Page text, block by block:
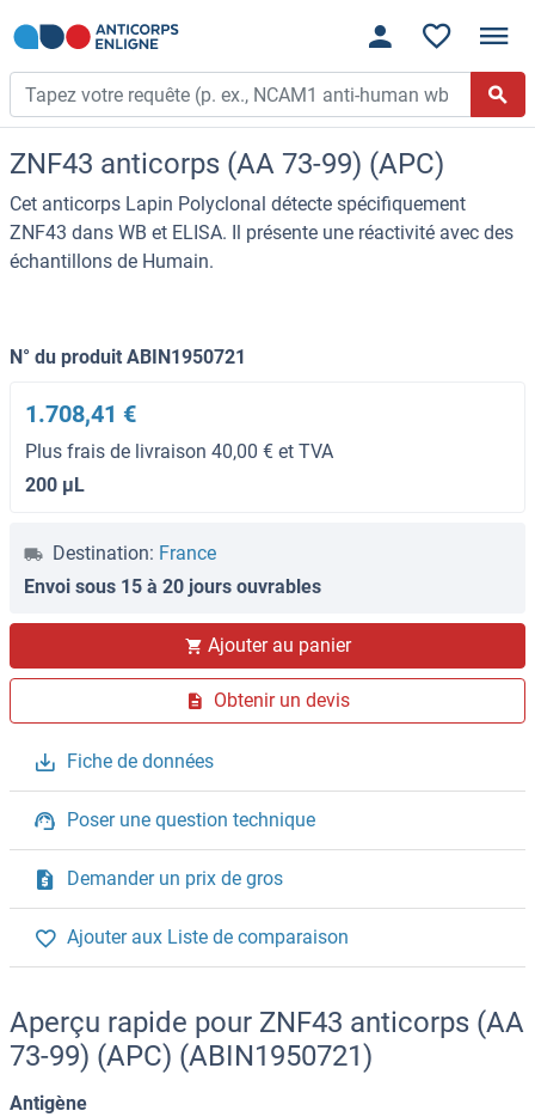
ZNF43 anticorps (AA 73-99) (APC)
Cet anticorps Lapin Polyclonal détecte spécifiquement
ZNF43 dans WB et ELISA. Il présente une réactivité avec des
échantillons de Humain.
N° du produit ABIN1950721
1.708,41 €
Plus frais de livraison 40,00 € et TVA
200 μL
Destination: France
Envoi sous 15 à 20 jours ouvrables
Ajouter au panier
Obtenir un devis
Fiche de données
Poser une question technique
Demander un prix de gros
Ajouter aux Liste de comparaison
Aperçu rapide pour ZNF43 anticorps (AA
73-99) (APC) (ABIN1950721)
Antigène